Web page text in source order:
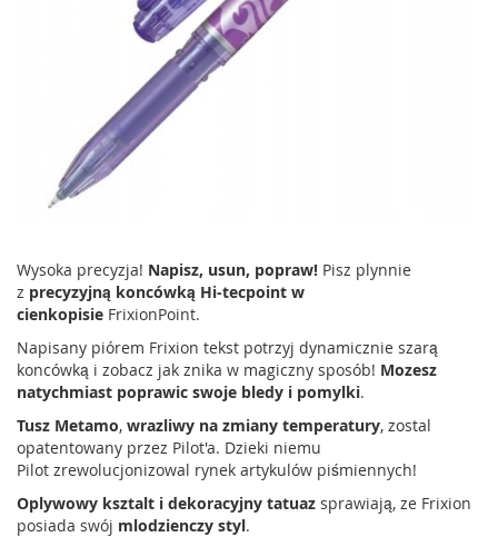
Wysoka precyzja! Napisz, usun, popraw! Pisz plynnie
z precyzyjną koncówką Hi-tecpoint w
cienkopisie FrixionPoint.
Napisany piórem Frixion tekst potrzyj dynamicznie szarą
koncówką i zobacz jak znika w magiczny sposób! Mozesz
natychmiast poprawic swoje bledy i pomylki.
Tusz Metamo, wrazliwy na zmiany temperatury, zostal
opatentowany przez Pilot'a. Dzieki niemu
Pilot zrewolucjonizowal rynek artykulów piśmiennych!
Oplywowy ksztalt i dekoracyjny tatuaz sprawiają, ze Frixion
posiada swój mlodzienczy styl.